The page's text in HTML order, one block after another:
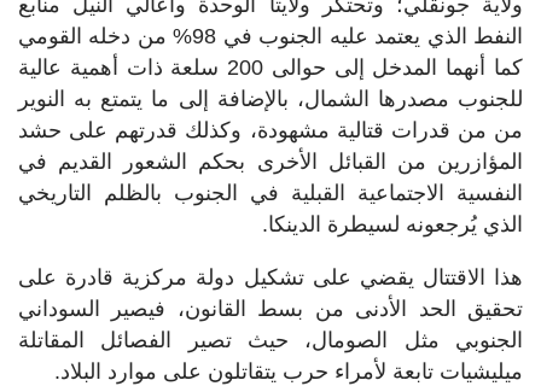
ولاية جونقلي؛ وتحتكر ولايتا الوحدة وأعالي النيل منابع
النفط الذي يعتمد عليه الجنوب في 98% من دخله القومي
كما أنهما المدخل إلى حوالى 200 سلعة ذات أهمية عالية
للجنوب مصدرها الشمال، بالإضافة إلى ما يتمتع به النوير
من من قدرات قتالية مشهودة، وكذلك قدرتهم على حشد
المؤازرين من القبائل الأخرى بحكم الشعور القديم في
النفسية الاجتماعية القبلية في الجنوب بالظلم التاريخي
الذي يُرجعونه لسيطرة الدينكا.
هذا الاقتتال يقضي على تشكيل دولة مركزية قادرة على
تحقيق الحد الأدنى من بسط القانون، فيصير السوداني
الجنوبي مثل الصومال، حيث تصير الفصائل المقاتلة
ميليشيات تابعة لأمراء حرب يتقاتلون على موارد البلاد.